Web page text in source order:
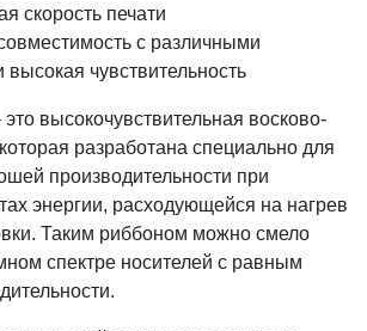
скорость печати
с различными
высокая чувствительность
высокочувствительная восково-
разработана специально для
производительности при
энергии, расходующейся на нагрев
Таким риббоном можно смело
спектре носителей с равным